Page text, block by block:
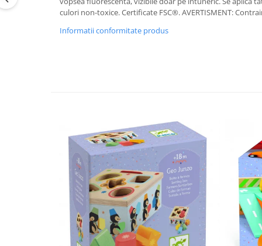
culori non-toxice. Certificate FSC®. AVERTISMENT:
Informatii conformitate produs